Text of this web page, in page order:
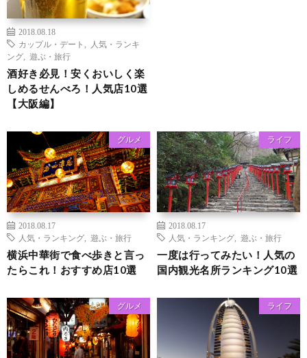
2018.08.18
カップル・デート
人気・ランキ
ング
遊ぶ・旅行
酒好き必見！安くおいしく楽
しめるせんべろ！人気店10選
【大阪編】
グルメ
2018.08.17
人気・ランキング
遊ぶ・旅行
横浜中華街で食べ歩きと言っ
たらこれ！おすすめ店10選
ライフ
2018.08.17
人気・ランキング
遊ぶ・旅行
一度は行ってみたい！人気の
国内観光名所ランキング10選
グルメ ライフ